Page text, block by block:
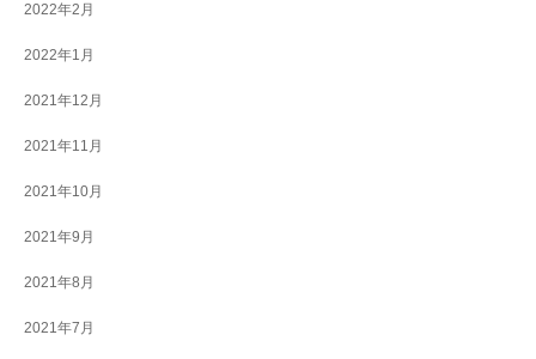
2022年2月
2022年1月
2021年12月
2021年11月
2021年10月
2021年9月
2021年8月
2021年7月